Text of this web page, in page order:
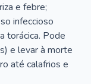
e febre;
infeccioso
torácica. Pode
e levar à morte
até calafrios e